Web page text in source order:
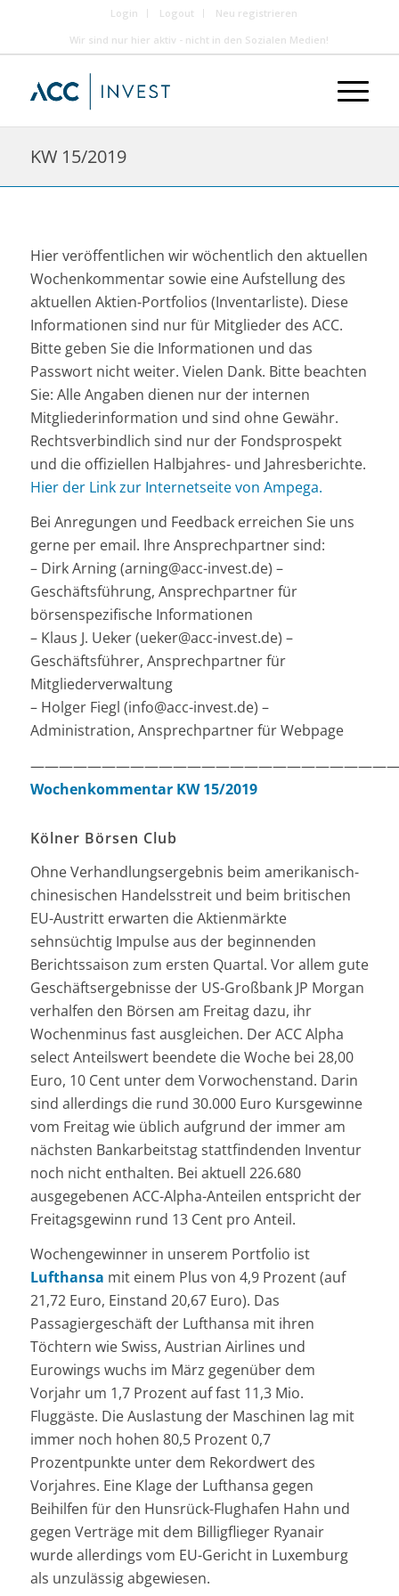
Login Logout
Neu registrieren
Wir sind nur hier aktiv - nicht in den Sozialen Medien!
KW 15/2019
Hier veröffentlichen wir wöchentlich den aktuellen
Wochenkommentar sowie eine Aufstellung des
aktuellen Aktien-Portfolios (Inventarliste). Diese
Informationen sind nur für Mitglieder des ACC.
Bitte geben Sie die Informationen und das
Passwort nicht weiter. Vielen Dank. Bitte beachten
Sie: Alle Angaben dienen nur der internen
Mitgliederinformation und sind ohne Gewähr.
Rechtsverbindlich sind nur der Fondsprospekt
und die offiziellen Halbjahres- und Jahresberichte.
Hier der Link zur Internetseite von Ampega.
Bei Anregungen und Feedback erreichen Sie uns
gerne per email. Ihre Ansprechpartner sind:
– Dirk Arning (arning@acc-invest.de) –
Geschäftsführung, Ansprechpartner für
börsenspezifische Informationen
– Klaus J. Ueker (ueker@acc-invest.de) –
Geschäftsführer, Ansprechpartner für
Mitgliederverwaltung
– Holger Fiegl (info@acc-invest.de) –
Administration, Ansprechpartner für Webpage
Wochenkommentar KW 15/2019
Kölner Börsen Club
Ohne Verhandlungsergebnis beim amerikanisch-
chinesischen Handelsstreit und beim britischen
EU-Austritt erwarten die Aktienmärkte
sehnsüchtig Impulse aus der beginnenden
Berichtssaison zum ersten Quartal. Vor allem gute
Geschäftsergebnisse der US-Großbank JP Morgan
verhalfen den Börsen am Freitag dazu, ihr
Wochenminus fast ausgleichen. Der ACC Alpha
select Anteilswert beendete die Woche bei 28,00
Euro, 10 Cent unter dem Vorwochenstand. Darin
sind allerdings die rund 30.000 Euro Kursgewinne
vom Freitag wie üblich aufgrund der immer am
nächsten Bankarbeitstag stattfindenden Inventur
noch nicht enthalten. Bei aktuell 226.680
ausgegebenen ACC-Alpha-Anteilen entspricht der
Freitagsgewinn rund 13 Cent pro Anteil.
Wochengewinner in unserem Portfolio ist
Lufthansa mit einem Plus von 4,9 Prozent (auf
21,72 Euro, Einstand 20,67 Euro). Das
Passagiergeschäft der Lufthansa mit ihren
Töchtern wie Swiss, Austrian Airlines und
Eurowings wuchs im März gegenüber dem
Vorjahr um 1,7 Prozent auf fast 11,3 Mio.
Fluggäste. Die Auslastung der Maschinen lag mit
immer noch hohen 80,5 Prozent 0,7
Prozentpunkte unter dem Rekordwert des
Vorjahres. Eine Klage der Lufthansa gegen
Beihilfen für den Hunsrück-Flughafen Hahn und
gegen Verträge mit dem Billigflieger Ryanair
wurde allerdings vom EU-Gericht in Luxemburg
als unzulässig abgewiesen.